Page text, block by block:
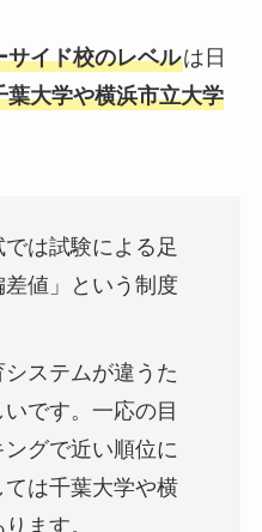
サイド校のレベルは日
葉大学や横浜市立大学
は試験による足
値」という制度
ステムが違うた
です。一応の目
グで近い順位に
は千葉大学や横
ます。